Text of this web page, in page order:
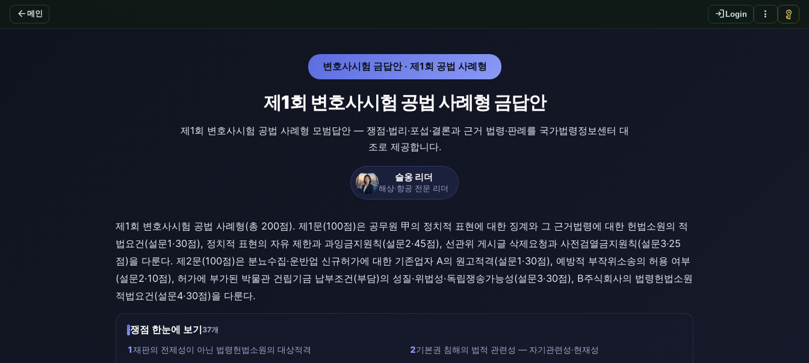
arrow_back 메인 login Login more_vert vpn_key
변호사시험 금답안 · 제1회 공법 사례형
제1회 변호사시험 공법 사례형 금답안
제1회 변호사시험 공법 사례형 모범답안 — 쟁점·법리·포섭·결론과 근거 법령·판례를 국가법령정보센터 대
조로 제공합니다.
슬옹 리더
해상·항공 전문 리더
제1회 변호사시험 공법 사례형(총 200점). 제1문(100점)은 공무원 甲의 정치적 표현에 대한 징계와 그 근거법령에 대한 헌법소원의 적
법요건(설문1·30점), 정치적 표현의 자유 제한과 과잉금지원칙(설문2·45점), 선관위 게시글 삭제요청과 사전검열금지원칙(설문3·25
점)을 다룬다. 제2문(100점)은 분뇨수집·운반업 신규허가에 대한 기존업자 A의 원고적격(설문1·30점), 예방적 부작위소송의 허용 여부
(설문2·10점), 허가에 부가된 박물관 건립기금 납부조건(부담)의 성질·위법성·독립쟁송가능성(설문3·30점), B주식회사의 법령헌법소원
적법요건(설문4·30점)을 다룬다.
쟁점 한눈에 보기37개
1재판의 전제성이 아닌 법령헌법소원의 대상적격 2기본권 침해의 법적 관련성 — 자기관련성·현재성